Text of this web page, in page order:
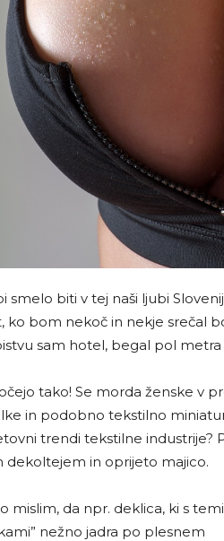
smelo biti v tej naši ljubi
ko bom nekoč in nekje srečal
sam hotel, begal pol
tako! Se morda ženske v
in podobno tekstilno
trendi tekstilne industrije?
in oprijeto majico.
mislim, da npr. deklica, ki s temi
nežno jadra po plesnem